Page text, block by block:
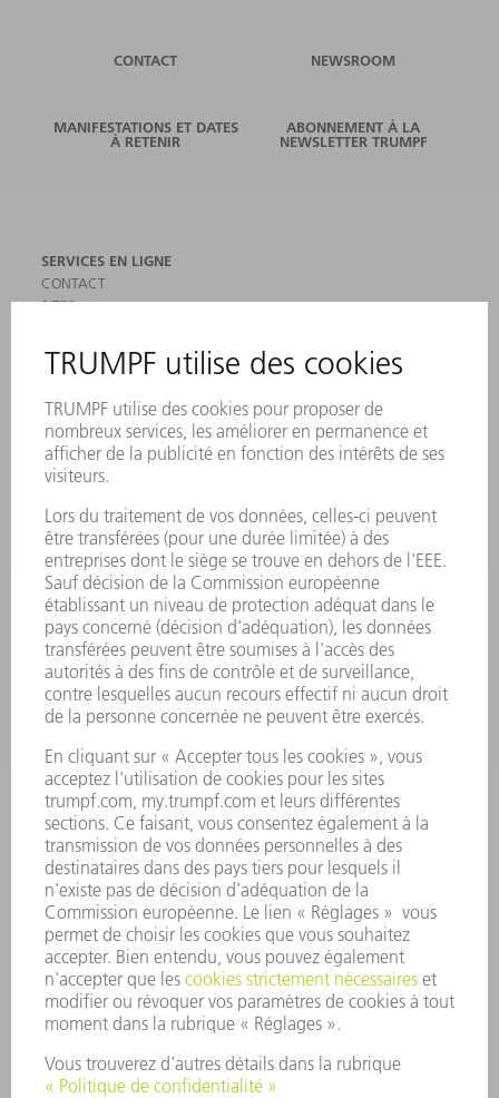
CONTACT NEWSROOM
MANIFESTATIONS ET DATES
À RETENIR
ABONNEMENT À LA
NEWSLETTER TRUMPF
SERVICES EN LIGNE
CONTACT
SITES
INSCRIPTION À LA NEWSLETTER
MYTRUMPF
PRODUITS
MACHINES & SYSTÈMES
LASER
ELECTRONIQUE DE PUISSANCE
OUTILS ÉLECTRIQUES
SMART FACTORY
LOGICIEL
SERVICES
APPLICATIONS
SECTEURS D'ACTIVITÉ
ENTREPRISE
CARRIÈRE
OFFRES D'EMPLOI
PROFIL DE L'ENTREPRISE
CONSEIL D'ADMINISTRATION
RAPPORT ANNUEL
PRINCIPES FONDAMENTAUX DE L'ENTREPRISE
CONFORMITÉ
SYSTÈME D'ALERTE
SÉCURITÉ
COMMUNIQUÉS DE PRESSE
MAGAZINE
DURABILITÉ
ENVIRONNEMENT ET CLIMAT
SOCIAL ET SOCIÉTÉ
GESTION D'ENTREPRISE